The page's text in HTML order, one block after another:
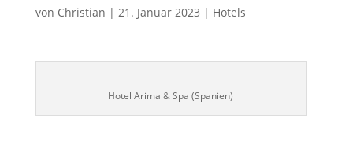
von Christian | 21. Januar 2023 | Hotels
Hotel Arima & Spa (Spanien)